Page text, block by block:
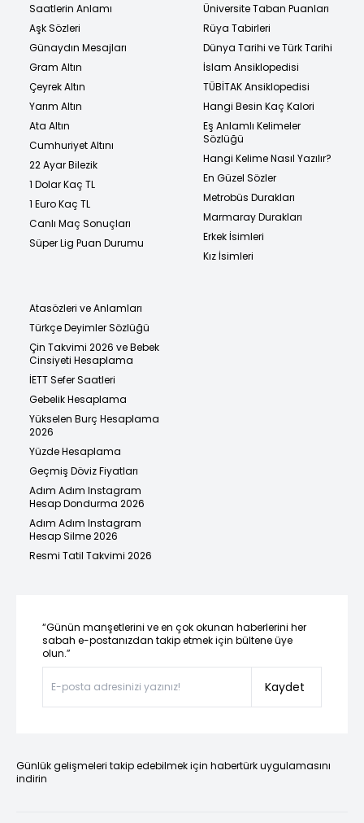
Saatlerin Anlamı
Aşk Sözleri
Günaydın Mesajları
Gram Altın
Çeyrek Altın
Yarım Altın
Ata Altın
Cumhuriyet Altını
22 Ayar Bilezik
1 Dolar Kaç TL
1 Euro Kaç TL
Canlı Maç Sonuçları
Süper Lig Puan Durumu
Üniversite Taban Puanları
Rüya Tabirleri
Dünya Tarihi ve Türk Tarihi
İslam Ansiklopedisi
TÜBİTAK Ansiklopedisi
Hangi Besin Kaç Kalori
Eş Anlamlı Kelimeler
Sözlüğü
Hangi Kelime Nasıl Yazılır?
En Güzel Sözler
Metrobüs Durakları
Marmaray Durakları
Erkek İsimleri
Kız İsimleri
Atasözleri ve Anlamları
Türkçe Deyimler Sözlüğü
Çin Takvimi 2026 ve Bebek
Cinsiyeti Hesaplama
İETT Sefer Saatleri
Gebelik Hesaplama
Yükselen Burç Hesaplama
2026
Yüzde Hesaplama
Geçmiş Döviz Fiyatları
Adım Adım Instagram
Hesap Dondurma 2026
Adım Adım Instagram
Hesap Silme 2026
Resmi Tatil Takvimi 2026
“Günün manşetlerini ve en çok okunan haberlerini her
sabah e-postanızdan takip etmek için bültene üye
olun.”
Kaydet
Günlük gelişmeleri takip edebilmek için habertürk uygulamasını
indirin